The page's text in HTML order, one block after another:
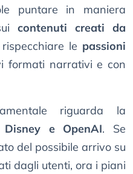
puntare in maniera
contenuti creati da
le passioni
formati narrativi e con
riguarda la
e OpenAI. Se
del possibile arrivo su
dagli utenti, ora i piani